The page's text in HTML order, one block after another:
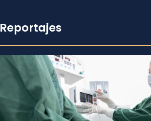
Reportajes